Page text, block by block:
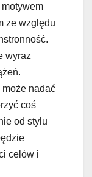
ze względu
wyraz
nadać
coś
od stylu
celów i